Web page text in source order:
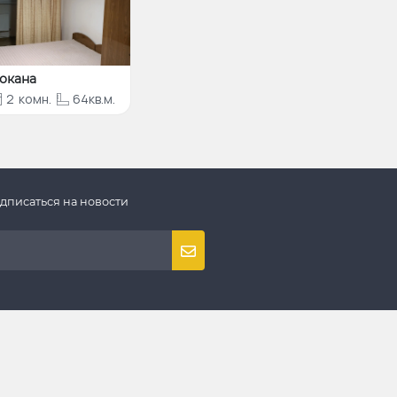
2 комн. 64кв.м.
на новости